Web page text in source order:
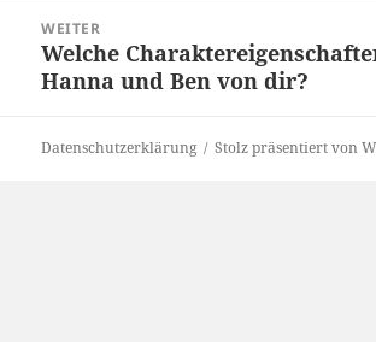
WEITER
Nächster
Beitrag:
Welche
Hanna und Ben von dir?
Datenschutzerklärung Stolz präsentiert von